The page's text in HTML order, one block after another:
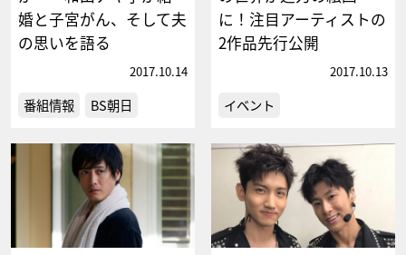
婚と子宮がん、そして夫
の思いを語る
2017.10.14
番組情報 BS朝日
に！注目アーティストの
2作品先行公開
2017.10.13
イベント